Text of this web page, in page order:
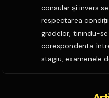
consular şi invers
respectarea
gradelor, tinindu-
corespondenta
stagiu, examenele